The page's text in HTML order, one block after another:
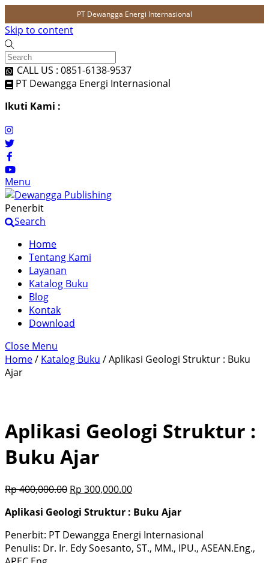
PT Dewangga Energi Internasional
Skip to content
CALL US : 0851-6138-9537
PT Dewangga Energi Internasional
Ikuti Kami :
Menu
Penerbit
Search
Home
Tentang Kami
Layanan
Katalog Buku
Blog
Kontak
Download
Close Menu
Home/ Katalog Buku / Aplikasi Geologi Struktur : Buku
Ajar
Aplikasi Geologi Struktur :
Buku Ajar
Rp400,000.00 Rp 300,000.00
Aplikasi Geologi Struktur : Buku Ajar
Penerbit: PT Dewangga Energi Internasional
Penulis: Dr. Ir. Edy Soesanto, ST., MM., IPU., ASEAN.Eng.,